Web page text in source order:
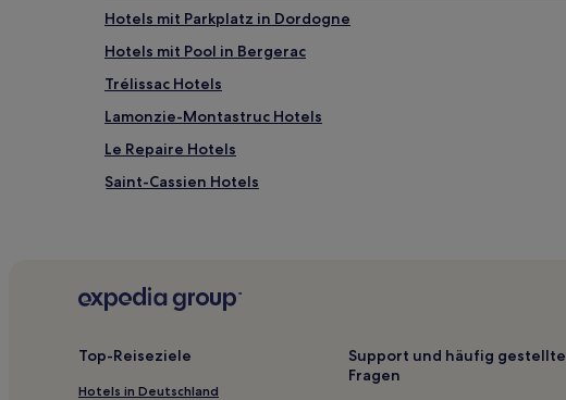
Hotels mit Parkplatz in Dordogne
Hotels mit Pool in Bergerac
Trélissac Hotels
Lamonzie-Montastruc Hotels
Le Repaire Hotels
Saint-Cassien Hotels
Les Eyzies Hotels
Südliche Pforten Périgord: Hotels
Top-Reiseziele
Hotels in Deutschland
Support und häufig gestellte
Fragen